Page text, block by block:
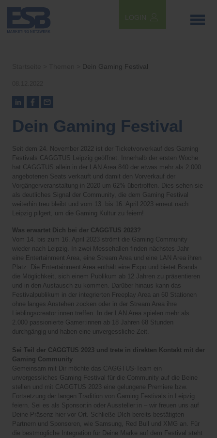
LOGIN
Dein Gaming Festival
Dein Gaming Festival
Seit dem 24. November 2022 ist der Ticketvorverkauf des Gaming
Festivals CAGGTUS Leipzig geöffnet. Innerhalb der ersten Woche
hat CAGGTUS allein in der LAN Area 840 der etwas mehr als 2.000
angebotenen Seats verkauft und damit den Vorverkauf der
Vorgängerveranstaltung in 2020 um 62% übertroffen. Dies sehen sie
als deutliches Signal der Community, die dem Gaming Festival
weiterhin treu bleibt und vom 13. bis 16. April 2023 erneut nach
Leipzig pilgert, um die Gaming Kultur zu feiern!
Was erwartet Dich bei der CAGGTUS 2023?
Vom 14. bis zum 16. April 2023 strömt die Gaming Community
wieder nach Leipzig. In zwei Messehallen finden nächstes Jahr
eine Entertainment Area, eine Stream Area und eine LAN Area ihren
Platz. Die Entertainment Area enthält eine Expo und bietet Brands
die Möglichkeit, sich einem Publikum ab 12 Jahren zu präsentieren
und in den Austausch zu kommen. Darüber hinaus kann das
Festivalpublikum in der integrierten Freeplay Area an 60 Stationen
ohne langes Anstehen zocken oder in der Stream Area ihre
Lieblingscreator:innen treffen. In der LAN Area spielen mehr als
2.000 passionierte Gamer:innen ab 18 Jahren 68 Stunden
durchgängig und haben eine unvergessliche Zeit.
Sei Teil der CAGGTUS 2023 und trete in direkten Kontakt mit der
Gaming Community
Gemeinsam mit Dir möchte das CAGGTUS-Team ein
unvergessliches Gaming Festival für die Community auf die Beine
stellen und mit CAGGTUS 2023 eine gelungene Premiere bzw.
Fortsetzung der langen Tradition von Gaming Festivals in Leipzig
feiern. Sei es als Sponsor:in oder Aussteller:in – wir freuen uns auf
Deine Präsenz hier vor Ort. Schließe DIch bereits bestätigten
Partnern und Sponsoren, wie Samsung, Red Bull und XMG an. Für
die bestmögliche Integration für Deine Marke auf dem Festival steht